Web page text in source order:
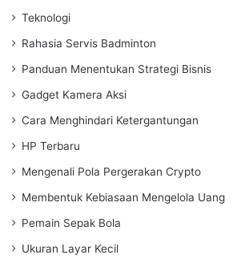
Teknologi
Rahasia Servis Badminton
Panduan Menentukan Strategi Bisnis
Gadget Kamera Aksi
Cara Menghindari Ketergantungan
HP Terbaru
Mengenali Pola Pergerakan Crypto
Membentuk Kebiasaan Mengelola Uang
Pemain Sepak Bola
Ukuran Layar Kecil